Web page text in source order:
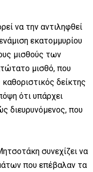
να την αντιληφθεί
εκατομμυρίου
μισθούς των
μισθό, που
δείκτης
ότι υπάρχει
διευρυνόμενος, που
συνεχίζει να
που επέβαλαν τα